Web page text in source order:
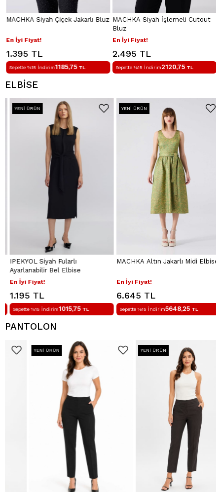
MACHKA Siyah Çiçek Jakarlı Bluz
En İyi Fiyat!
1.395 TL
Sepette %15 İndirim1185,75TL
MACHKA Siyah İşlemeli Cutout
Bluz
En İyi Fiyat!
2.495 TL
Sepette %15 İndirim2120,75TL
ELBİSE
YENI ÜRÜN
IPEKYOL Siyah Fularlı
Ayarlanabilir Bel Elbise
En İyi Fiyat!
1.195 TL
Sepette %15 İndirim1015,75TL
YENI ÜRÜN
MACHKA Altın Jakarlı Midi Elbise
En İyi Fiyat!
6.645 TL
Sepette %15 İndirim5648,25TL
PANTOLON
YENI ÜRÜN YENI ÜRÜN